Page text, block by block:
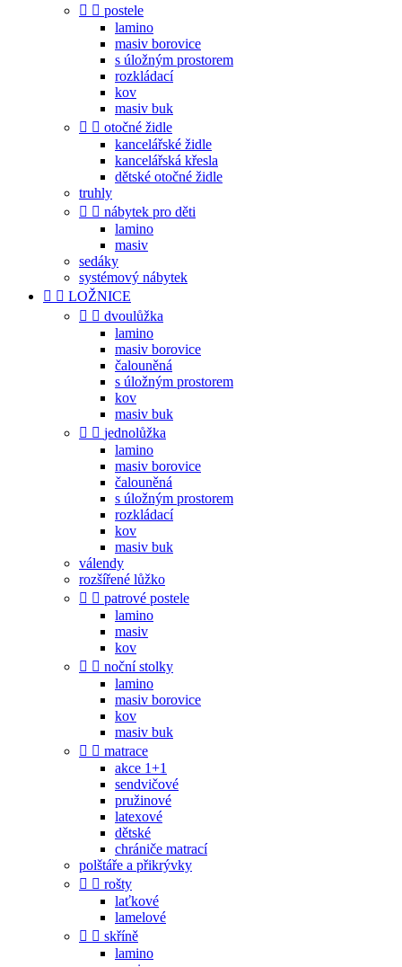
  postele
lamino
masiv borovice
s úložným prostorem
rozkládací
kov
masiv buk
  otočné židle
kancelářské židle
kancelářská křesla
dětské otočné židle
truhly
  nábytek pro děti
lamino
masiv
sedáky
systémový nábytek
  LOŽNICE
  dvoulůžka
lamino
masiv borovice
čalouněná
s úložným prostorem
kov
masiv buk
  jednolůžka
lamino
masiv borovice
čalouněná
s úložným prostorem
rozkládací
kov
masiv buk
válendy
rozšířené lůžko
  patrové postele
lamino
masiv
kov
  noční stolky
lamino
masiv borovice
kov
masiv buk
  matrace
akce 1+1
sendvičové
pružinové
latexové
dětské
chrániče matrací
polštáře a přikrývky
  rošty
laťkové
lamelové
  skříně
lamino